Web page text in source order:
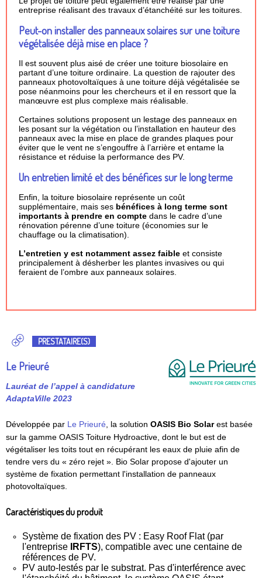
entreprise réalisant des travaux d’étanchéité sur les toitures.
Peut-on installer des panneaux solaires sur une toiture
végétalisée déjà mise en place ?
Il est souvent plus aisé de créer une toiture biosolaire en
partant d’une toiture ordinaire. La question de rajouter des
panneaux photovoltaïques à une toiture déjà végétalisée se
pose néanmoins pour les chercheurs et il en ressort que la
manœuvre est plus complexe mais réalisable.
Certaines solutions proposent un lestage des panneaux en
les posant sur la végétation ou l’installation en hauteur des
panneaux avec la mise en place de grandes plaques pour
éviter que le vent ne s’engouffre à l’arrière et entame la
résistance et réduise la performance des PV.
Un entretien limité et des bénéfices sur le long terme
Enfin, la toiture biosolaire représente un coût
supplémentaire, mais ses bénéfices à long terme sont
importants à prendre en compte dans le cadre d’une
rénovation pérenne d’une toiture (économies sur le
chauffage ou la climatisation).
L’entretien y est notamment assez faible et consiste
principalement à désherber les plantes invasives ou qui
feraient de l’ombre aux panneaux solaires.
PRESTATAIRE(S)
Le Prieuré
Lauréat de l’appel à candidature
AdaptaVille 2023
Développée par Le Prieuré , la solution OASIS Bio Solarest basée
sur la gamme OASIS Toiture Hydroactive, dont le but est de
végétaliser les toits tout en récupérant les eaux de pluie afin de
tendre vers du « zéro rejet ». Bio Solar propose d'ajouter un
système de fixation permettant l'installation de panneaux
photovoltaïques.
Caractéristiques du produit
Système de fixation des PV : Easy Roof Flat (par
l'entreprise
IRFTS), compatible avec une centaine de
références de PV.
PV auto-lestés par le substrat. Pas d'interférence avec